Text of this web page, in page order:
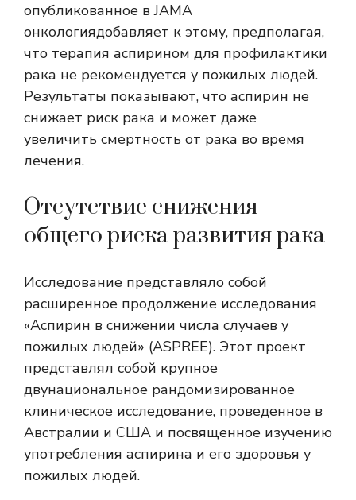
опубликованное вJAMA
онкологиядобавляет к этому, предполагая,
что терапия аспирином для профилактики
рака не рекомендуется у пожилых людей.
Результаты показывают, что аспирин не
снижает риск рака и может даже
увеличить смертность от рака во время
лечения.
Отсутствие снижения
общего риска развития рака
Исследование представляло собой
расширенное продолжение исследования
«Аспирин в снижении числа случаев у
пожилых людей» (ASPREE). Этот проект
представлял собой крупное
двунациональное рандомизированное
клиническое исследование, проведенное в
Австралии и США и посвященное изучению
употребления аспирина и его здоровья у
пожилых людей.